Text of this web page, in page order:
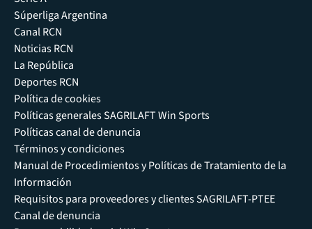
Súperliga Argentina
Canal RCN
Noticias RCN
La República
Deportes RCN
Política de cookies
Políticas generales SAGRILAFT Win Sports
Políticas canal de denuncia
Términos y condiciones
Manual de Procedimientos y Políticas de Tratamiento de la
Información
Requisitos para proveedores y clientes SAGRILAFT-PTEE
Canal de denuncia